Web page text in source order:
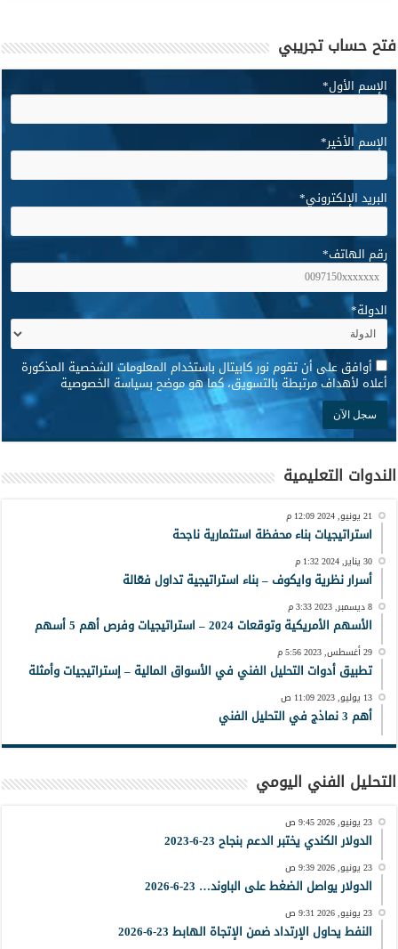
فتح حساب تجريبي
الإسم الأول*
الإسم الأخير*
البريد الإلكتروني*
رقم الهاتف*
الدولة*
* أوافق على أن تقوم نور كابيتال باستخدام المعلومات الشخصية المذكورة
أعلاه لأهداف مرتبطة بالتسويق، كما هو موضح بسياسة الخصوصية
الندوات التعليمية
21 يونيو, 2024 12:09 م
استراتيجيات بناء محفظة استثمارية ناجحة
30 يناير, 2024 1:32 م
أسرار نظرية وايكوف – بناء استراتيجية تداول فعّالة
8 ديسمبر, 2023 3:33 م
الأسهم الأمريكية وتوقعات 2024 – استراتيجيات وفرص أهم 5 أسهم
29 أغسطس, 2023 5:56 م
تطبيق أدوات التحليل الفني في الأسواق المالية – إستراتيجيات وأمثلة
13 يوليو, 2023 11:09 ص
أهم 3 نماذج في التحليل الفني
التحليل الفني اليومي
23 يونيو, 2026 9:45 ص
الدولار الكندي يختبر الدعم بنجاح 23-6-2023
23 يونيو, 2026 9:39 ص
الدولار يواصل الضغط على الباوند… 23-6-2026
23 يونيو, 2026 9:31 ص
النفط يحاول الإرتداد ضمن الإتجاة الهابط 23-6-2026